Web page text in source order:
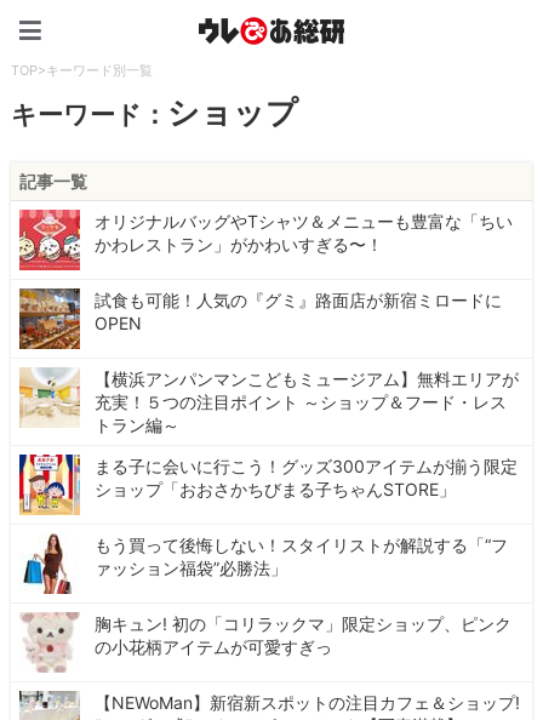
TOP>キーワード別一覧
キーワード： ショップ
記事一覧
オリジナルバッグやTシャツ＆メニューも豊富な「ちい
かわレストラン」がかわいすぎる〜！
試食も可能！人気の『グミ』路面店が新宿ミロードに
OPEN
【横浜アンパンマンこどもミュージアム】無料エリアが
充実！５つの注目ポイント ～ショップ＆フード・レス
トラン編～
まる子に会いに行こう！グッズ300アイテムが揃う限定
ショップ「おおさかちびまる子ちゃんSTORE」
もう買って後悔しない！スタイリストが解説する「“フ
ァッション福袋”必勝法」
胸キュン! 初の「コリラックマ」限定ショップ、ピンク
の小花柄アイテムが可愛すぎっ
【NEWoMan】新宿新スポットの注目カフェ＆ショップ!